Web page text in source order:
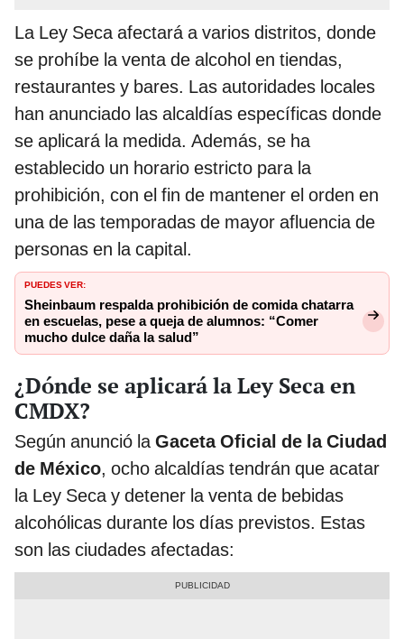
La Ley Seca afectará a varios distritos, donde
se prohíbe la venta de alcohol en tiendas,
restaurantes y bares. Las autoridades locales
han anunciado las alcaldías específicas donde
se aplicará la medida. Además, se ha
establecido un horario estricto para la
prohibición, con el fin de mantener el orden en
una de las temporadas de mayor afluencia de
personas en la capital.
PUEDES VER:
Sheinbaum respalda prohibición de comida chatarra
en escuelas, pese a queja de alumnos: “Comer
mucho dulce daña la salud”
¿Dónde se aplicará la Ley Seca en
CMDX?
Según anunció laGaceta Oficial de la Ciudad
de México, ocho alcaldías tendrán que acatar
la Ley Seca y detener la venta de bebidas
alcohólicas durante los días previstos. Estas
son las ciudades afectadas: